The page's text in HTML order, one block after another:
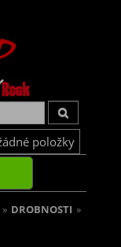
položky
» DROBNOSTI »